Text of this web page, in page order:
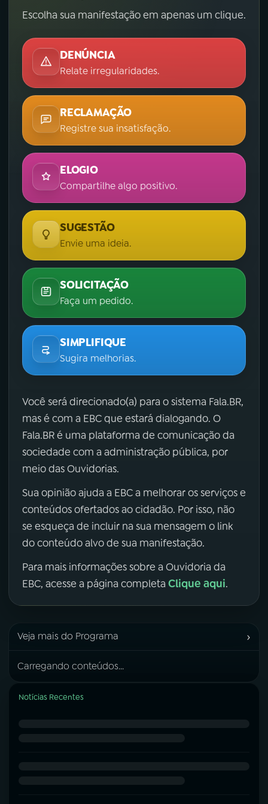
Escolha sua manifestação em apenas um clique.
DENÚNCIA
Relate irregularidades.
RECLAMAÇÃO
Registre sua insatisfação.
ELOGIO
Compartilhe algo positivo.
SUGESTÃO
Envie uma ideia.
SOLICITAÇÃO
Faça um pedido.
SIMPLIFIQUE
Sugira melhorias.
Você será direcionado(a) para o sistema Fala.BR,
mas é com a EBC que estará dialogando. O
Fala.BR é uma plataforma de comunicação da
sociedade com a administração pública, por
meio das Ouvidorias.
Sua opinião ajuda a EBC a melhorar os serviços e
conteúdos ofertados ao cidadão. Por isso, não
se esqueça de incluir na sua mensagem o link
do conteúdo alvo de sua manifestação.
Para mais informações sobre a Ouvidoria da
EBC, acesse a página completa Clique aqui.
Veja mais do Programa ›
Carregando conteúdos...
Notícias Recentes